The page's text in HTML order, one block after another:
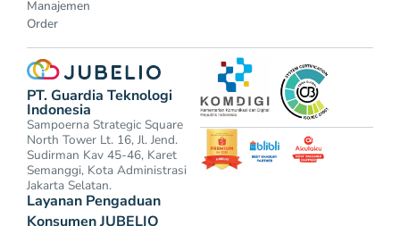
Manajemen
Order
PT. Guardia Teknologi
Indonesia
Sampoerna Strategic Square
North Tower Lt. 16, Jl. Jend.
Sudirman Kav 45-46, Karet
Semanggi, Kota Administrasi
Jakarta Selatan.
Layanan Pengaduan
Konsumen JUBELIO